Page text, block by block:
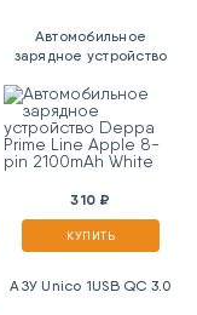
Автомобильное
зарядное устройство
8-pin 2100mAh White
310 ₽
КУПИТЬ
АЗУ Unico 1USB QC 3.0